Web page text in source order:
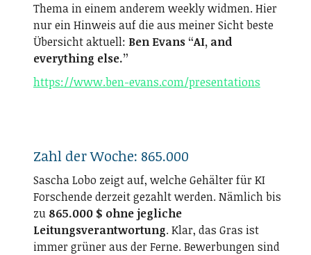
Thema in einem anderem weekly widmen. Hier
nur ein Hinweis auf die aus meiner Sicht beste
Übersicht aktuell: Ben Evans “AI, and
everything else.”
https://www.ben-evans.com/presentations
Zahl der Woche: 865.000
Sascha Lobo zeigt auf, welche Gehälter für KI
Forschende derzeit gezahlt werden. Nämlich bis
zu 865.000 $ ohne jegliche
Leitungsverantwortung. Klar, das Gras ist
immer grüner aus der Ferne. Bewerbungen sind